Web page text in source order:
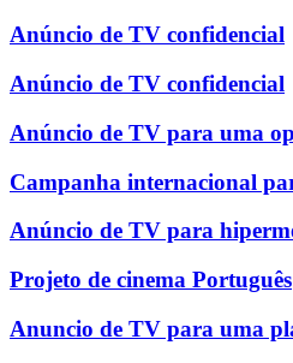
Anúncio de TV confidencial
Anúncio de TV confidencial
Anúncio de TV para uma
Campanha internacional
Anúncio de TV para
Projeto de cinema Português
Anuncio de TV para uma